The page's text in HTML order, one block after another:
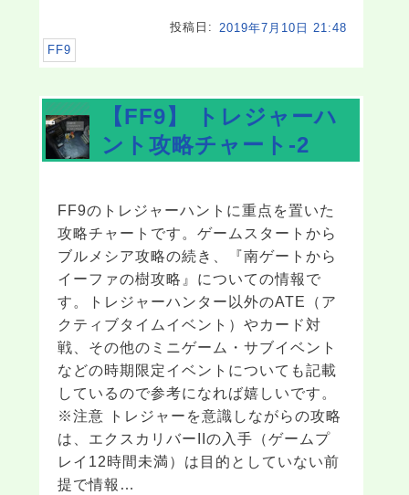
投稿日:
2019年7月10日 21:48
FF9
【FF9】 トレジャーハ
ント攻略チャート-2
FF9のトレジャーハントに重点を置いた
攻略チャートです。ゲームスタートから
ブルメシア攻略の続き、『南ゲートから
イーファの樹攻略』についての情報で
す。トレジャーハンター以外のATE（ア
クティブタイムイベント）やカード対
戦、その他のミニゲーム・サブイベント
などの時期限定イベントについても記載
しているので参考になれば嬉しいです。
※注意 トレジャーを意識しながらの攻略
は、エクスカリバーIIの入手（ゲームプ
レイ12時間未満）は目的としていない前
提で情報…